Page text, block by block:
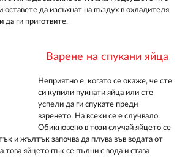
оставете да изсъхнат на въздух в охладителя
да ги приготвите.
Варене на спукани яйца
Неприятно е, когато се окаже, че сте
си купили пукнати яйца или сте
успели да ги спукате преди
варенето. На всеки се е случвало.
Обикновено в този случай яйцето се
и жълтък започва да плува във водата от
това яйцето пък се пълни с вода и става